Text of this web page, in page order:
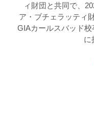
ィ財団と共同で、
ア・ブチェラッティ
GIAカールスバッド校
に